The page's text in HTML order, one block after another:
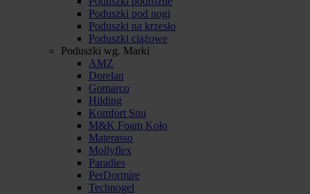
Poduszki pod nogi
Poduszki na krzesło
Poduszki ciążowe
Poduszki wg. Marki
AMZ
Dorelan
Gomarco
Hilding
Komfort Snu
M&K Foam Koło
Materasso
Mollyflex
Paradies
PerDormire
Technogel